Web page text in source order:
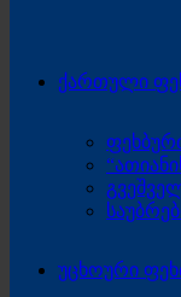
ქართული
უცხოური